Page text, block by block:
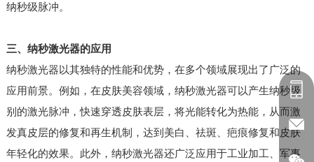
纳秒级脉冲。
三、纳秒激光器的应用
纳秒激光器以其独特的性能和优势，在多个领域展现出了广泛的
应用前景。例如，在皮肤美容领域，纳秒激光器可以产生纳秒级
别的激光脉冲，快速穿透皮肤表层，将光能转化为热能，从而激
发真皮层的修复和再生机制，达到美白、祛斑、疤痕修复和皮肤
年轻化的效果。此外，纳秒激光器还广泛应用于工业加工、军事